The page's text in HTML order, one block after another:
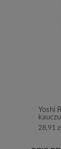
Yoshi
28,91